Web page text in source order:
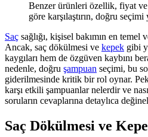
Benzer ürünleri özellik, fiyat ve
göre karşılaştırın, doğru seçimi
Saç sağlığı, kişisel bakımın en
Ancak, saç dökülmesi ve kepek gibi
kaygıları hem de özgüven kaybını
nedenle, doğru şampuan seçimi, bu
giderilmesinde kritik bir rol oynar.
karşı etkili şampuanlar nelerdir ve
soruların cevaplarına detaylıca
Saç Dökülmesi ve